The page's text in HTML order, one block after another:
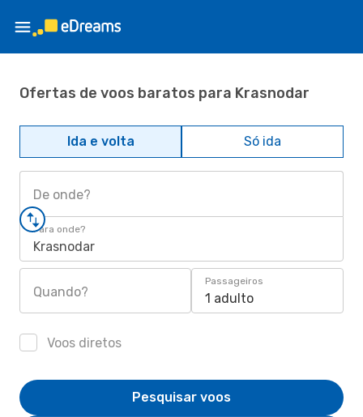
Ofertas de voos baratos para Krasnodar
Ida e volta Só ida
De onde?
Para onde?
Krasnodar
Quando?
Passageiros
1 adulto
Voos diretos
Pesquisar voos